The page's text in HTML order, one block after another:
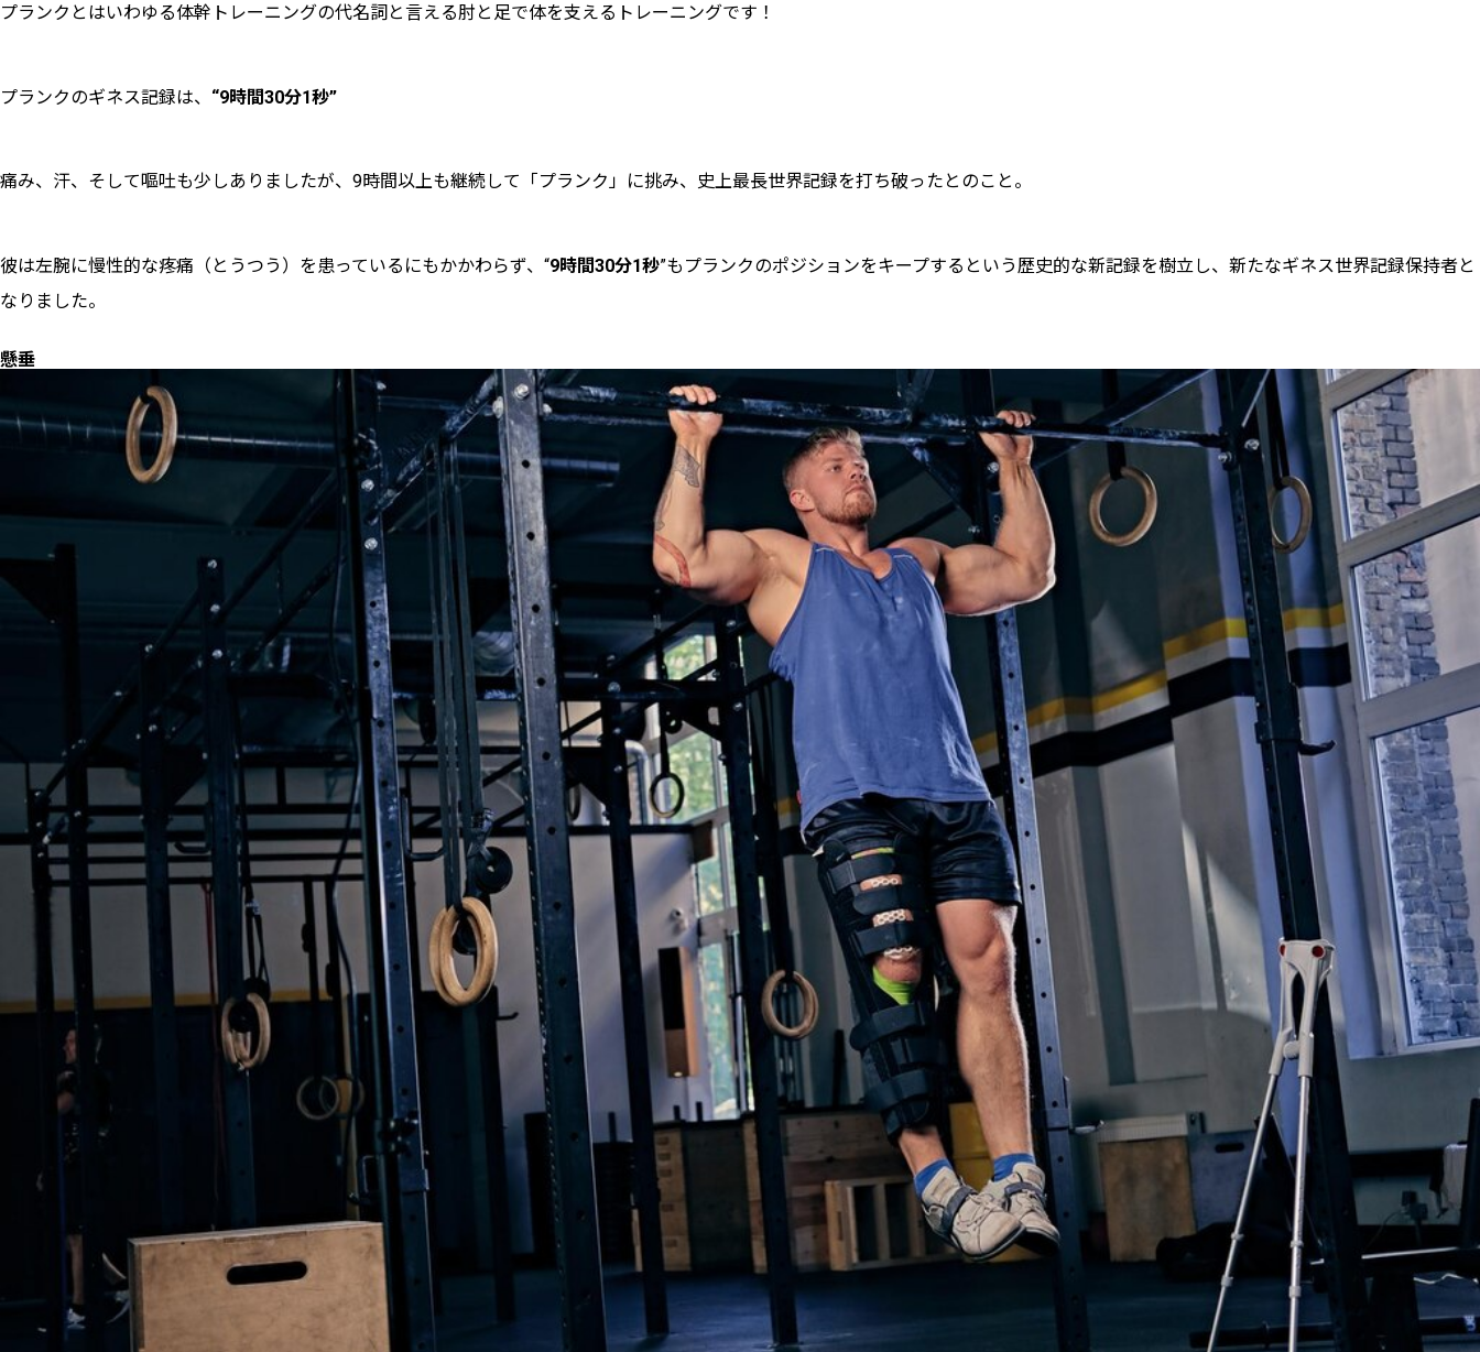
プランクとはいわゆる体幹トレーニングの代名詞と言える肘と足で体を支えるトレーニングです！
プランクのギネス記録は、 “9時間30分1秒”
痛み、汗、そして嘔吐も少しありましたが、9時間以上も継続して「プランク」に挑み、史上最長世界記録を打ち破ったとのこと。
彼は左腕に慢性的な疼痛（とうつう）を患っているにもかかわらず、“9時間30分1秒”もプランクのポジションをキープするという歴史的な新記録を樹立し、新たなギネス世界記録保持者と
なりました。
懸垂